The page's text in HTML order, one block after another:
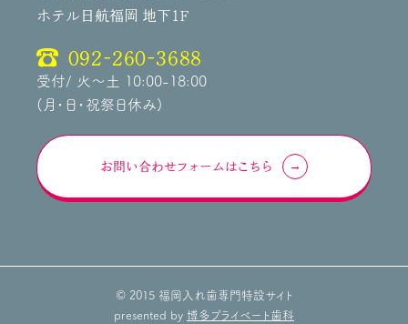
ホテル日航福岡 地下1F
092-260-3688
受付/ 火～土 10:00-18:00
(月・日・祝祭日休み)
お問い合わせフォームはこちら
© 2015 福岡入れ歯専門特設サイト
presented by 博多プライベート歯科